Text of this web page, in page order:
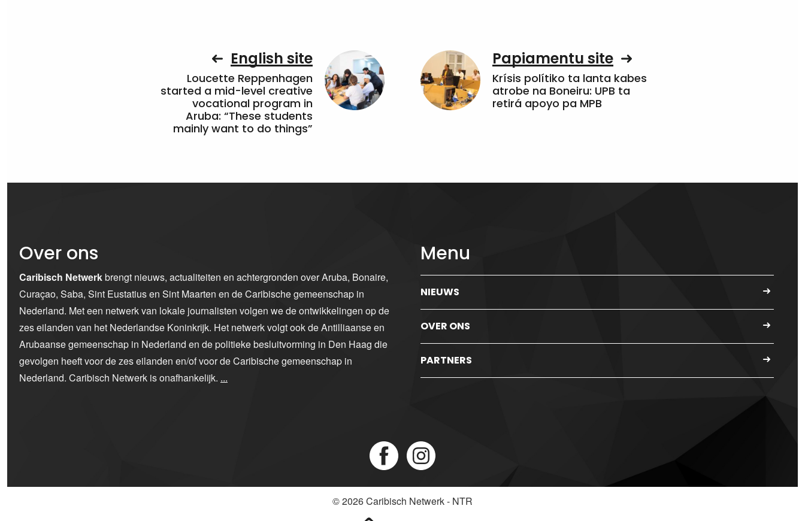
English site
Loucette Reppenhagen
started a mid-level creative
vocational program in
Aruba: “These students
mainly want to do things”
Papiamentu site
Krísis polítiko ta lanta kabes
atrobe na Boneiru: UPB ta
retirá apoyo pa MPB
Over ons
Caribisch Netwerkbrengt nieuws, actualiteiten en achtergronden over Aruba, Bonaire,
Curaçao, Saba, Sint Eustatius en Sint Maarten en de Caribische gemeenschap in
Nederland. Met een netwerk van lokale journalisten volgen we de ontwikkelingen op de
zes eilanden van het Nederlandse Koninkrijk. Het netwerk volgt ook de Antilliaanse en
Arubaanse gemeenschap in Nederland en de politieke besluitvorming in Den Haag die
gevolgen heeft voor de zes eilanden en/of voor de Caribische gemeenschap in
Nederland. Caribisch Netwerk is onafhankelijk. ...
Menu
NIEUWS
OVER ONS
PARTNERS
© 2026Caribisch Netwerk - NTR